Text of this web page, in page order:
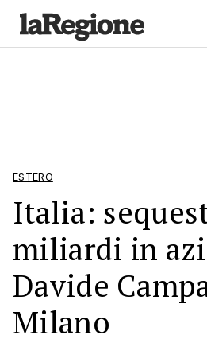
ESTERO
Italia:
miliardi in
Davide
Milano